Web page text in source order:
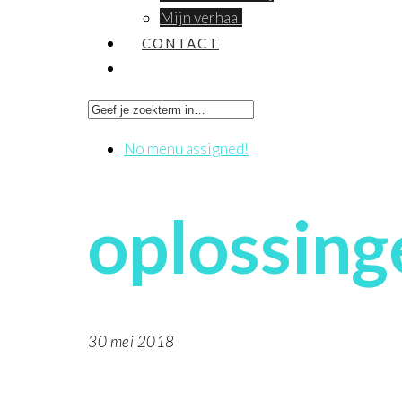
Mijn verhaal
CONTACT
No menu assigned!
30 mei 2018